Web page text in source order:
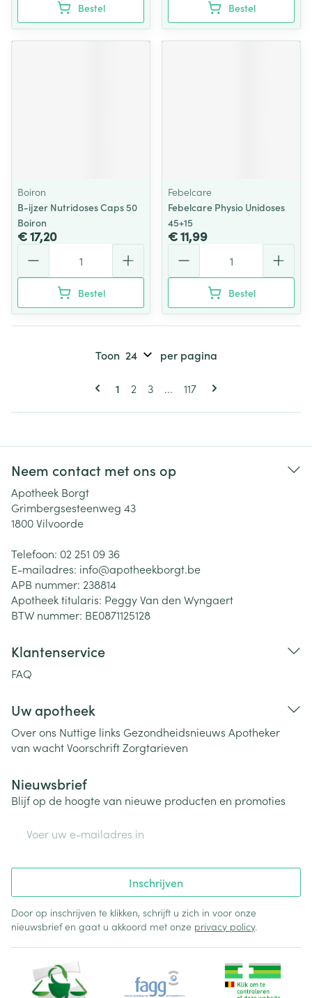
Bestel Bestel
Boiron
B-ijzer Nutridoses Caps 50
Boiron
€ 17,20
Bestel
Febelcare
Febelcare Physio Unidoses
45+15
€ 11,99
Bestel
Pagina's
U lees momenteel pagina
1 Pagina
2 Pagina
3 ... Pagina
117
Toon per pagina
Neem contact met ons op
Apotheek Borgt
Grimbergsesteenweg 43
1800Vilvoorde
Telefoon: 02 251 09 36
E-mailadres: info@apotheekborgt.be
APB nummer: 238814
Apotheek titularis: Peggy Van den Wyngaert
BTW nummer: BE0871125128
Klantenservice
FAQ
Uw apotheek
Over ons Nuttige links Gezondheidsnieuws Apotheker
van wachtVoorschriftZorgtarieven
Nieuwsbrief
Blijf op de hoogte van nieuwe producten en promoties
Inschrijven
Door op inschrijven te klikken, schrijft u zich in voor onze
nieuwsbrief en gaat u akkoord met onze privacy policy.